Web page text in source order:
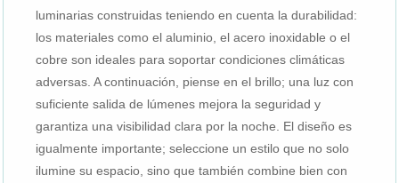
luminarias construidas teniendo en cuenta la durabilidad:
los materiales como el aluminio, el acero inoxidable o el
cobre son ideales para soportar condiciones climáticas
adversas. A continuación, piense en el brillo; una luz con
suficiente salida de lúmenes mejora la seguridad y
garantiza una visibilidad clara por la noche. El diseño es
igualmente importante; seleccione un estilo que no solo
ilumine su espacio, sino que también combine bien con